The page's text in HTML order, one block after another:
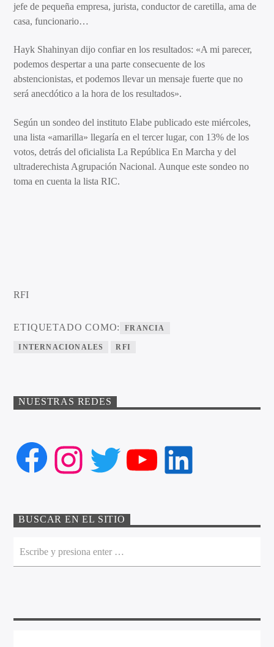
jefe de pequeña empresa, jurista, conductor de caretilla, ama de
casa, funcionario…
Hayk Shahinyan dijo confiar en los resultados: «A mi parecer,
podemos despertar a una parte consecuente de los
abstencionistas, et podemos llevar un mensaje fuerte que no
será anecdótico a la hora de los resultados».
Según un sondeo del instituto Elabe publicado este miércoles,
una lista «amarilla» llegaría en el tercer lugar, con 13% de los
votos, detrás del oficialista La República En Marcha y del
ultraderechista Agrupación Nacional. Aunque este sondeo no
toma en cuenta la lista RIC.
RFI
ETIQUETADO COMO: FRANCIA
INTERNACIONALES RFI
NUESTRAS REDES
Facebook
Instagram
Twitter
YouTube
LinkedIn
BUSCAR EN EL SITIO